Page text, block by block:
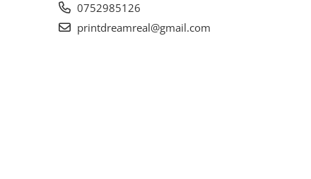
0752985126
printdreamreal@gmail.com